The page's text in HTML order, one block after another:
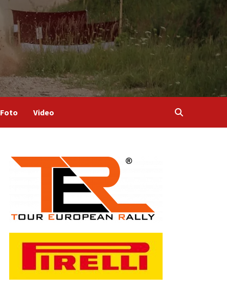
Foto Video